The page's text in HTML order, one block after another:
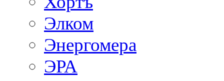
Элком
Энергомера
ЭРА